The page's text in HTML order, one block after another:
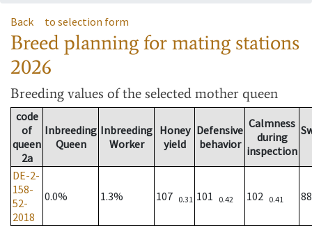
Back to selection form
Breed planning for mating stations
2026
Breeding values of the selected mother queen
code
of
queen
2a
Inbreeding
Queen
Inbreeding
Worker
Honey
yield
Defensive
behavior
Calmness
during
inspection
DE-2-
158-
52-
2018
0.0% 1.3% 107 0.31 101 0.42 102 0.41